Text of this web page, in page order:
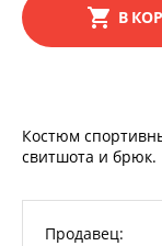
В
Костюм
свитшота и брюк.
Продавец: